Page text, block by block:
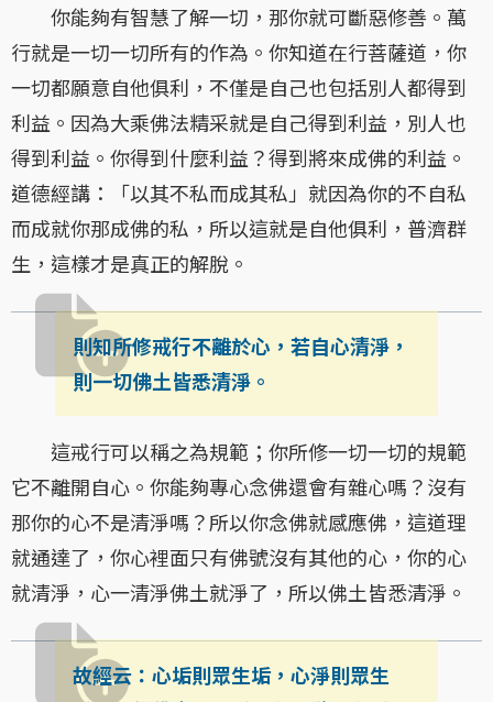
你能夠有智慧了解一切，那你就可斷惡修善。萬
行就是一切一切所有的作為。你知道在行菩薩道，你
一切都願意自他俱利，不僅是自己也包括別人都得到
利益。因為大乘佛法精采就是自己得到利益，別人也
得到利益。你得到什麼利益？得到將來成佛的利益。
道德經講：「以其不私而成其私」就因為你的不自私
而成就你那成佛的私，所以這就是自他俱利，普濟群
生，這樣才是真正的解脫。
則知所修戒行不離於心，若自心清淨，
則一切佛土皆悉清淨。
這戒行可以稱之為規範；你所修一切一切的規範
它不離開自心。你能夠專心念佛還會有雜心嗎？沒有
那你的心不是清淨嗎？所以你念佛就感應佛，這道理
就通達了，你心裡面只有佛號沒有其他的心，你的心
就清淨，心一清淨佛土就淨了，所以佛土皆悉清淨。
故經云：心垢則眾生垢，心淨則眾生